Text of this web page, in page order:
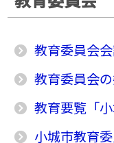
教育委員会
教育委員会
教育要覧「小
小城市教育